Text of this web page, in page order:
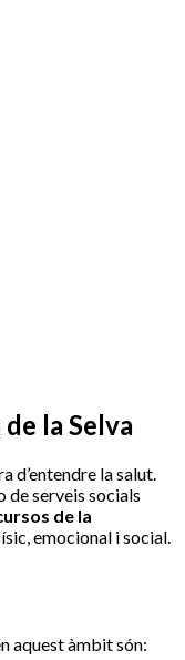
la Selva
d’entendre la salut.
de serveis socials
de la
emocional i social.
aquest àmbit són: